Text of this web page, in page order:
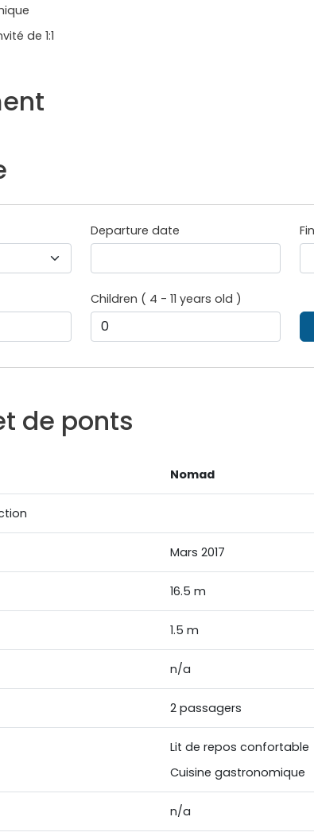
de 1:1
Departure date
Children ( 4 - 11 years old )
de ponts
Nomad
Mars 2017
16.5 m
1.5 m
n/a
2 passagers
Lit de repos confortable
Cuisine gastronomique
n/a